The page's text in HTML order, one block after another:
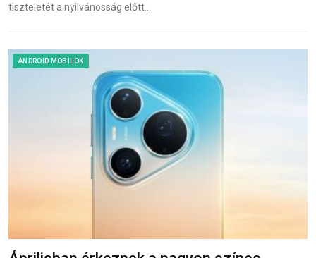
tiszteletét a nyilvánosság előtt.…
ANDROID MOBILOK